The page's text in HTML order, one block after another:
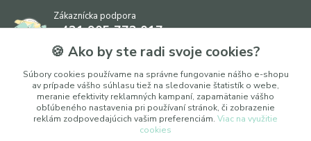
Zákaznícka podpora
+421 905 773 017
(Po-Pia, 8:30 - 17:00, So: 9:00 - 12:00)
info@ipapier.sk
🍪 Ako by ste radi svoje cookies?
Súbory cookies používame na správne fungovanie nášho e-shopu
av prípade vášho súhlasu tiež na sledovanie štatistík o webe,
meranie efektivity reklamných kampaní, zapamätanie vášho
obľúbeného nastavenia pri používaní stránok, či zobrazenie
reklám zodpovedajúcich vašim preferenciám. Viac na využitie
cookies